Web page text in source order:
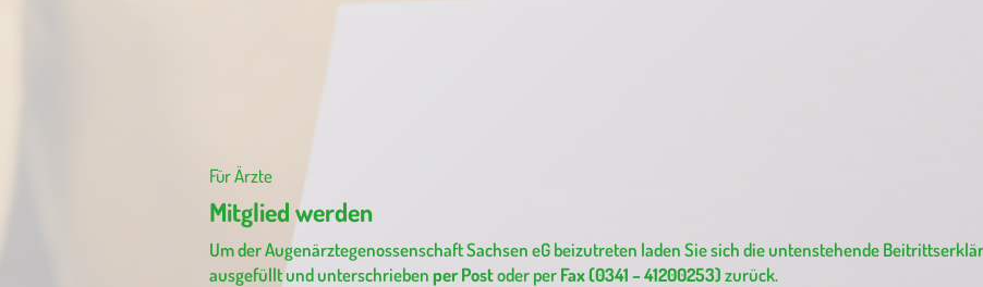
Für Ärzte
Mitglied werden
Um der Augenärztegenossenschaft Sachsen eG beizutreten laden Sie sich die untenstehende
ausgefüllt und unterschriebenper Postoder perFax (0341 – 41200253)zurück.